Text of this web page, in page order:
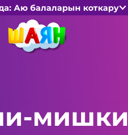
Аю балаларын коткару
мишки